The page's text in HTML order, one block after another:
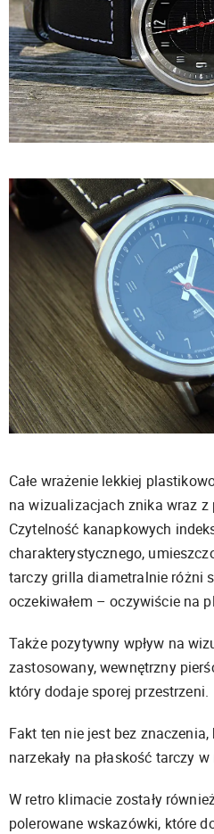
Całe wrażenie lekkiej
na wizualizacjach znika wraz
Czytelność kanapkowych
charakterystycznego,
tarczy grilla diametralnie różni
oczekiwałem – oczywiście na
Także pozytywny wpływ na
zastosowany, wewnętrzny
który dodaje sporej przestrzeni.
Fakt ten nie jest bez
narzekały na płaskość tarczy
W retro klimacie zostały
polerowane wskazówki, które